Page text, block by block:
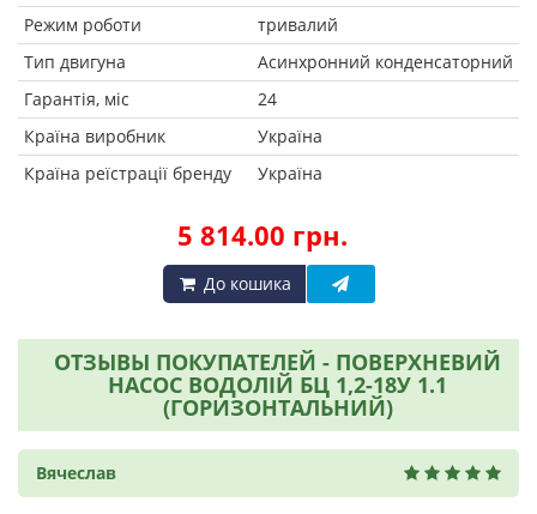
Режим роботи
тривалий
Тип двигуна
Асинхронний конденсаторний
Гарантія, міс
24
Країна виробник
Україна
Країна реїстрації бренду
Україна
5 814.00 грн.
До кошика
ОТЗЫВЫ ПОКУПАТЕЛЕЙ - ПОВЕРХНЕВИЙ
НАСОС ВОДОЛІЙ БЦ 1,2-18У 1.1
(ГОРИЗОНТАЛЬНИЙ)
Вячеслав